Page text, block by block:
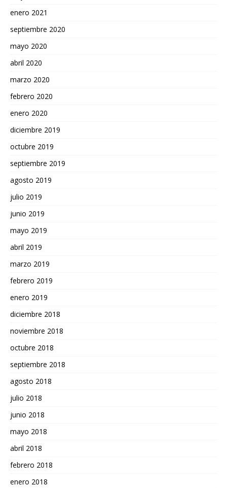
enero 2021
septiembre 2020
mayo 2020
abril 2020
marzo 2020
febrero 2020
enero 2020
diciembre 2019
octubre 2019
septiembre 2019
agosto 2019
julio 2019
junio 2019
mayo 2019
abril 2019
marzo 2019
febrero 2019
enero 2019
diciembre 2018
noviembre 2018
octubre 2018
septiembre 2018
agosto 2018
julio 2018
junio 2018
mayo 2018
abril 2018
febrero 2018
enero 2018